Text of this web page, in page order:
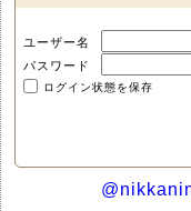
ユーザー名
パスワード
ログイン状態を保存